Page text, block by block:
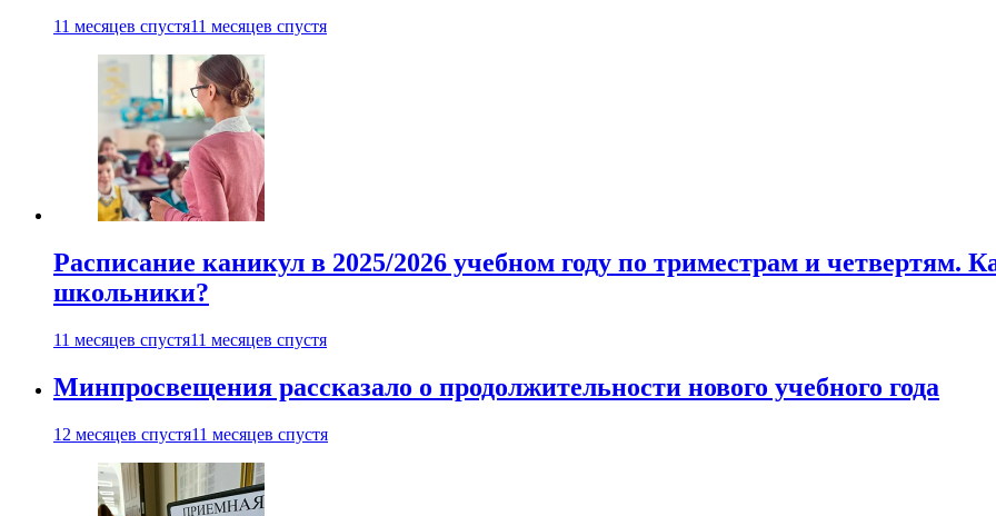
11 месяцев спустя11 месяцев спустя
Расписание каникул в 2025/2026 учебном году по триместрам и четвертям.
школьники?
11 месяцев спустя11 месяцев спустя
Минпросвещения рассказало о продолжительности нового учебного года
12 месяцев спустя11 месяцев спустя